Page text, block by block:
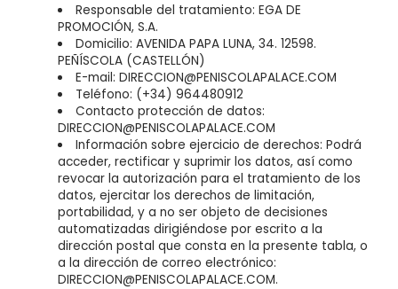
Responsable del tratamiento: EGA DE
PROMOCIÓN, S.A.
Domicilio: AVENIDA PAPA LUNA, 34. 12598.
PEÑÍSCOLA (CASTELLÓN)
E-mail: DIRECCION@PENISCOLAPALACE.COM
Teléfono: (+34) 964480912
Contacto protección de datos:
DIRECCION@PENISCOLAPALACE.COM
Información sobre ejercicio de derechos: Podrá
acceder, rectificar y suprimir los datos, así como
revocar la autorización para el tratamiento de los
datos, ejercitar los derechos de limitación,
portabilidad, y a no ser objeto de decisiones
automatizadas dirigiéndose por escrito a la
dirección postal que consta en la presente tabla, o
a la dirección de correo electrónico:
DIRECCION@PENISCOLAPALACE.COM.